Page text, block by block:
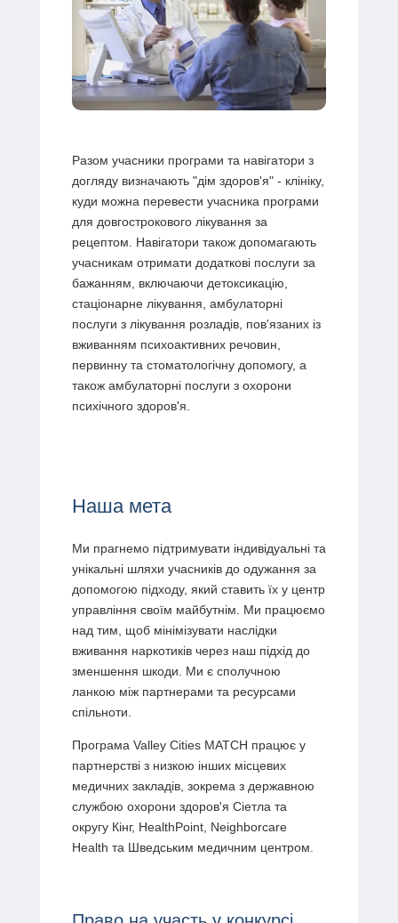
Разом учасники програми та навігатори з
догляду визначають "дім здоров'я" - клініку,
куди можна перевести учасника програми
для довгострокового лікування за
рецептом. Навігатори також допомагають
учасникам отримати додаткові послуги за
бажанням, включаючи детоксикацію,
стаціонарне лікування, амбулаторні
послуги з лікування розладів, пов'язаних із
вживанням психоактивних речовин,
первинну та стоматологічну допомогу, а
також амбулаторні послуги з охорони
психічного здоров'я.
Наша мета
Ми прагнемо підтримувати індивідуальні та
унікальні шляхи учасників до одужання за
допомогою підходу, який ставить їх у центр
управління своїм майбутнім. Ми працюємо
над тим, щоб мінімізувати наслідки
вживання наркотиків через наш підхід до
зменшення шкоди. Ми є сполучною
ланкою між партнерами та ресурсами
спільноти.
Програма Valley Cities MATCH працює у
партнерстві з низкою інших місцевих
медичних закладів, зокрема з державною
службою охорони здоров'я Сіетла та
округу Кінг, HealthPoint, Neighborcare
Health та Шведським медичним центром.